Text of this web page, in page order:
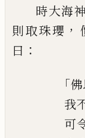
時大海
則取珠瓔 ，
曰 ：
「
我
可